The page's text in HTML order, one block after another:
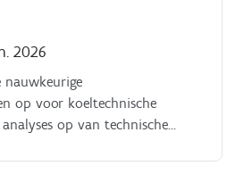
2026
nauwkeurige
op voor koeltechnische
op van technische